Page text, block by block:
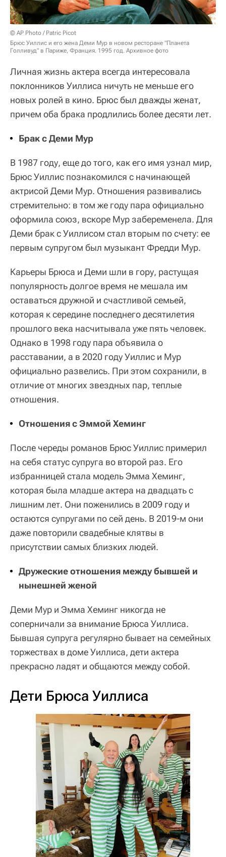
© AP Photo / Patric Picot
Брюс Уиллис и его жена Деми Мур в новом ресторане "Планета
Голливуд" в Париже, Франция. 1995 год. Архивное фото
Личная жизнь актера всегда интересовала
поклонников Уиллиса ничуть не меньше его
новых ролей в кино. Брюс был дважды женат,
причем оба брака продлились более десяти лет.
Брак с Деми Мур
В 1987 году, еще до того, как его имя узнал мир,
Брюс Уиллис познакомился с начинающей
актрисой Деми Мур. Отношения развивались
стремительно: в том же году пара официально
оформила союз, вскоре Мур забеременела. Для
Деми брак с Уиллисом стал вторым по счету: ее
первым супругом был музыкант Фредди Мур.
Карьеры Брюса и Деми шли в гору, растущая
популярность долгое время не мешала им
оставаться дружной и счастливой семьей,
которая к середине последнего десятилетия
прошлого века насчитывала уже пять человек.
Однако в 1998 году пара объявила о
расставании, а в 2020 году Уиллис и Мур
официально развелись. При этом сохранили, в
отличие от многих звездных пар, теплые
отношения.
Отношения с Эммой Хеминг
После череды романов Брюс Уиллис примерил
на себя статус супруга во второй раз. Его
избранницей стала модель Эмма Хеминг,
которая была младше актера на двадцать с
лишним лет. Они поженились в 2009 году и
остаются супругами по сей день. В 2019-м они
даже повторили свадебные клятвы в
присутствии самых близких людей.
Дружеские отношения между бывшей и
нынешней женой
Деми Мур и Эмма Хеминг никогда не
соперничали за внимание Брюса Уиллиса.
Бывшая супруга регулярно бывает на семейных
торжествах в доме Уиллиса, дети актера
прекрасно ладят и общаются между собой.
Дети Брюса Уиллиса